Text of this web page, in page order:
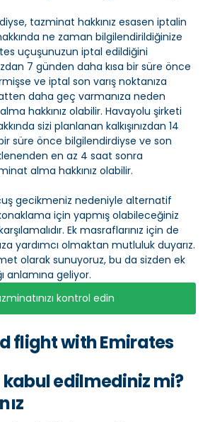
tazminat hakkınız esasen iptalin
ne zaman bilgilendirildiğinize
uçuşunuzun iptal edildiğini
7 günden daha kısa bir süre önce
ve iptal son varış noktanıza
daha geç varmanıza neden
hakkınız olabilir. Havayolu şirketi
sizi planlanan kalkışınızdan 14
süre önce bilgilendirdiyse ve son
en az 4 saat sonra
alma hakkınız olabilir.
gecikmeniz nedeniyle alternatif
için yapmış olabileceğiniz
Ek masraflarınız için de
yardımcı olmaktan mutluluk duyarız.
olarak sunuyoruz, bu da sizden ek
anlamına geliyor.
kontrol edin
flight with Emirates
edilmediniz mi?